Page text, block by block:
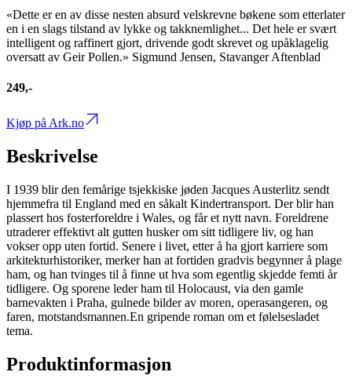
«Dette er en av disse nesten absurd velskrevne bøkene som etterlater
en i en slags tilstand av lykke og takknemlighet... Det hele er svært
intelligent og raffinert gjort, drivende godt skrevet og upåklagelig
oversatt av Geir Pollen.» Sigmund Jensen, Stavanger Aftenblad
249,-
Kjøp på Ark.no
Beskrivelse
I 1939 blir den femårige tsjekkiske jøden Jacques Austerlitz sendt
hjemmefra til England med en såkalt Kindertransport. Der blir han
plassert hos fosterforeldre i Wales, og får et nytt navn. Foreldrene
utraderer effektivt alt gutten husker om sitt tidligere liv, og han
vokser opp uten fortid. Senere i livet, etter å ha gjort karriere som
arkitekturhistoriker, merker han at fortiden gradvis begynner å plage
ham, og han tvinges til å finne ut hva som egentlig skjedde femti år
tidligere. Og sporene leder ham til Holocaust, via den gamle
barnevakten i Praha, gulnede bilder av moren, operasangeren, og
faren, motstandsmannen.En gripende roman om et følelsesladet
tema.
Produktinformasjon